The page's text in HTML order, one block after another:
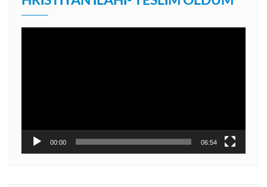
00:00 06:54